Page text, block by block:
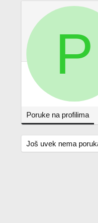
P
Poruke na profilima
Još uvek nema